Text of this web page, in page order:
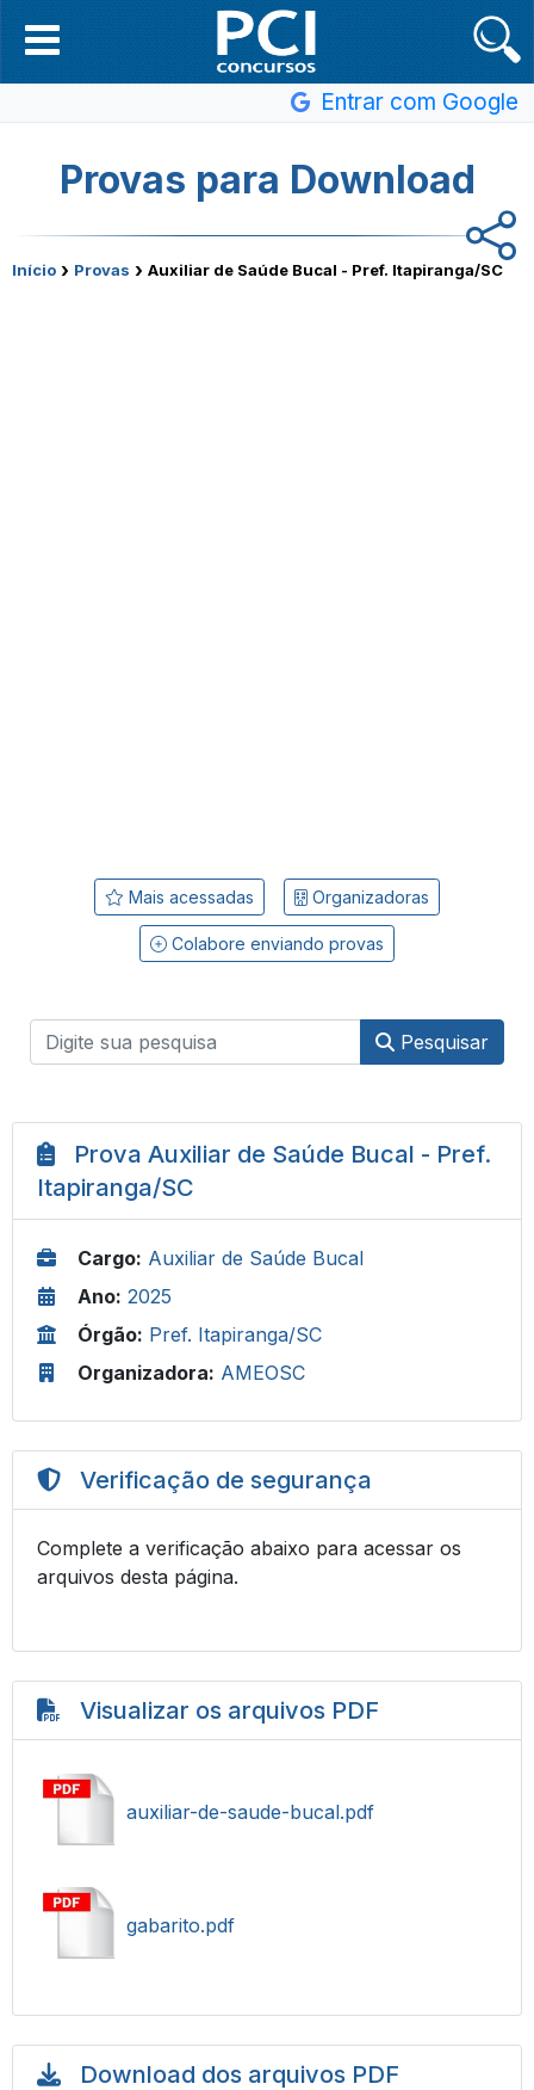
Entrar com Google
Provas para Download
Início › Provas › Auxiliar de Saúde Bucal - Pref. Itapiranga/SC
Mais acessadas Organizadoras
Colabore enviando provas
Pesquisar
Prova Auxiliar de Saúde Bucal - Pref.
Itapiranga/SC
Cargo: Auxiliar de Saúde Bucal
Ano: 2025
Órgão: Pref. Itapiranga/SC
Organizadora: AMEOSC
Verificação de segurança
Complete a verificação abaixo para acessar os
arquivos desta página.
Visualizar os arquivos PDF
auxiliar-de-saude-bucal.pdf
gabarito.pdf
Download dos arquivos PDF